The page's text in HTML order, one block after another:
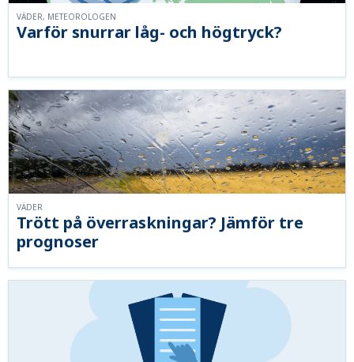
Varför snurrar låg- och högtryck?
VÄDER, METEOROLOGEN
Trött på överraskningar? Jämför tre
prognoser
VÄDER